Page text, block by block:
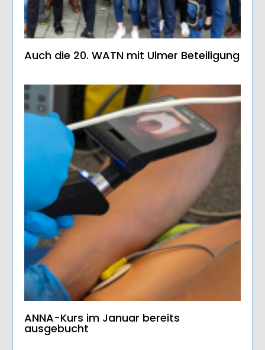
Auch die 20. WATN mit Ulmer Beteiligung
ANNA-Kurs im Januar bereits
ausgebucht